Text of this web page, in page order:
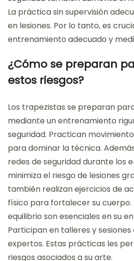
La práctica sin supervisión
en lesiones. Por lo tanto, es
entrenamiento adecuado y
¿Cómo se preparan
estos riesgos?
Los trapezistas se preparan
mediante un entrenamiento
seguridad. Practican
para dominar la técnica.
redes de seguridad durante los
minimiza el riesgo de lesiones
también realizan ejercicios de
físico para fortalecer su cuerpo.
equilibrio son esenciales en su
Participan en talleres y
expertos. Estas prácticas les
riesgos asociados a su arte.